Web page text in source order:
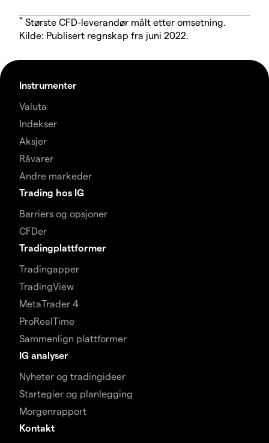
* Største CFD-leverandør målt etter omsetning.
Kilde: Publisert regnskap fra juni 2022.
Instrumenter
Valuta
Indekser
Aksjer
Råvarer
Andre markeder
Trading hos IG
Barriers og opsjoner
CFDer
Tradingplattformer
Tradingapper
TradingView
MetaTrader 4
ProRealTime
Sammenlign plattformer
IG analyser
Nyheter og tradingideer
Startegier og planlegging
Morgenrapport
Kontakt